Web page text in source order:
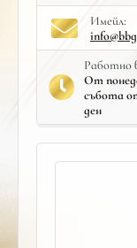
Имейл:
Работно
От
събота
ден